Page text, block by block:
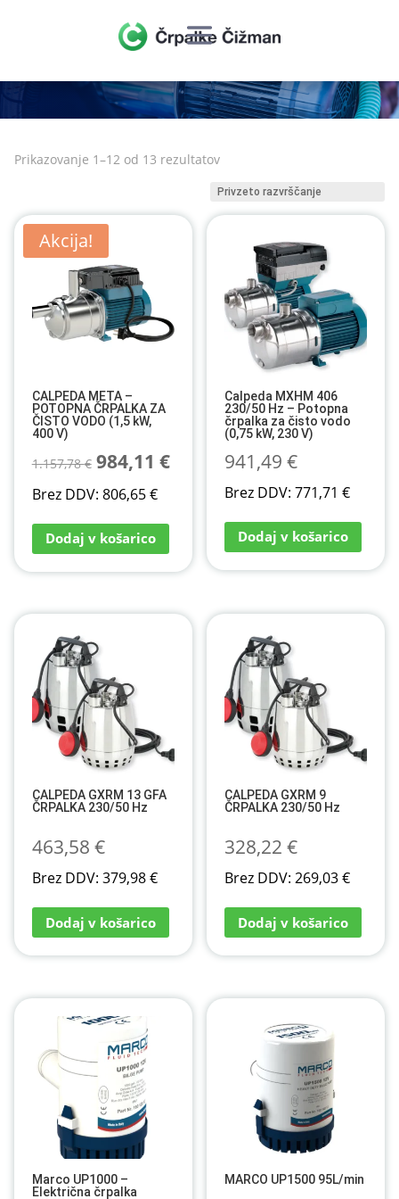
Prikazovanje 1–12 od 13 rezultatov
Akcija!
CALPEDA META –
POTOPNA ČRPALKA ZA
ČISTO VODO (1,5 kW,
400 V)
1.157,78€ Izvirna
cena
je
bila:
984,11 €Trenutna
je:
984,11 €.
Brez DDV: 806,65€
Dodaj v košarico
Calpeda MXHM 406
230/50 Hz – Potopna
črpalka za čisto vodo
(0,75 kW, 230 V)
941,49€
Brez DDV:771,71€
Dodaj v košarico
CALPEDA GXRM 13 GFA
ČRPALKA 230/50 Hz
463,58 €
Brez DDV: 379,98€
Dodaj v košarico
CALPEDA GXRM 9
ČRPALKA 230/50 Hz
328,22€
Brez DDV:269,03€
Dodaj v košarico
Marco UP1000 –
Električna črpalka
MARCO UP1500 95L/min